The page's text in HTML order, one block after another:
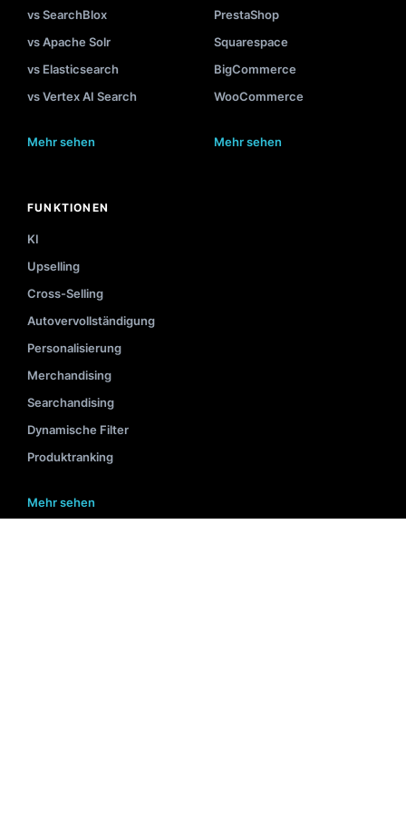
vs SearchBlox
vs Apache Solr
vs Elasticsearch
vs Vertex AI Search
Mehr sehen
PrestaShop
Squarespace
BigCommerce
WooCommerce
Mehr sehen
FUNKTIONEN
KI
Upselling
Cross-Selling
Autovervollständigung
Personalisierung
Merchandising
Searchandising
Dynamische Filter
Produktranking
Mehr sehen